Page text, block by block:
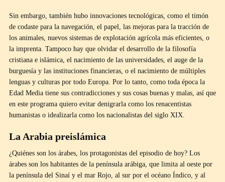
Sin embargo, también hubo innovaciones tecnológicas, como el timón
de codaste para la navegación, el papel, las mejoras para la tracción de
los animales, nuevos sistemas de explotación agrícola más eficientes, o
la imprenta. Tampoco hay que olvidar el desarrollo de la filosofía
cristiana e islámica, el nacimiento de las universidades, el auge de la
burguesía y las instituciones financieras, o el nacimiento de múltiples
lenguas y culturas por todo Europa. Por lo tanto, como toda época la
Edad Media tiene sus contradicciones y sus cosas buenas y malas, así que
en este programa quiero evitar denigrarla como los renacentistas
humanistas o idealizarla como los nacionalistas del siglo XIX.
La Arabia preislámica
¿Quiénes son los árabes, los protagonistas del episodio de hoy? Los
árabes son los habitantes de la península arábiga, que limita al oeste por
la península del Sinaí y el mar Rojo, al sur por el océano Índico, y al